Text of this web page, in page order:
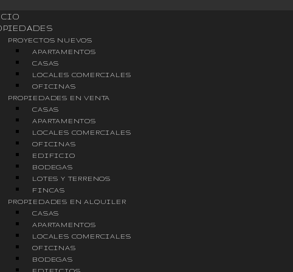
PROYECTOS NUEVOS
APARTAMENTOS
CASAS
LOCALES COMERCIALES
OFICINAS
PROPIEDADES EN VENTA
CASAS
APARTAMENTOS
LOCALES COMERCIALES
OFICINAS
EDIFICIO
BODEGAS
LOTES Y TERRENOS
FINCAS
PROPIEDADES EN ALQUILER
CASAS
APARTAMENTOS
LOCALES COMERCIALES
OFICINAS
BODEGAS